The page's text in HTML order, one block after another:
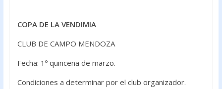
COPA DE LA VENDIMIA
CLUB DE CAMPO MENDOZA
Fecha: 1º quincena de marzo.
Condiciones a determinar por el club organizador.